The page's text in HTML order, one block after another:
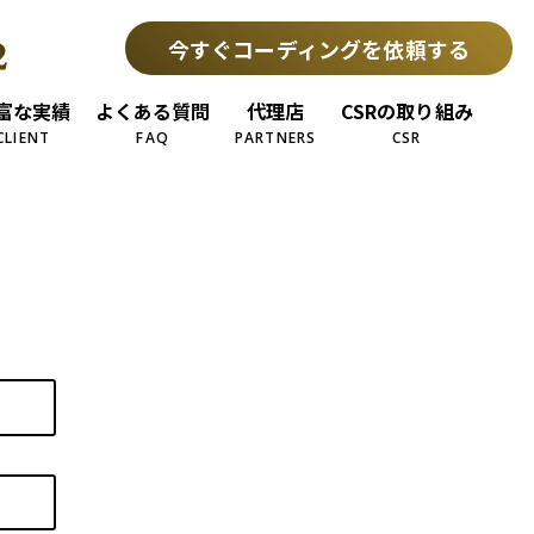
今すぐコーディングを依頼する
な実績 よくある質問
FAQ
代理店
PARTNERS
CSRの取り組み
CSR